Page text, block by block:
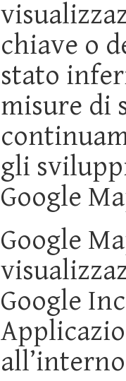
chiave o
stato
misure di
gli
Google
Google
Google